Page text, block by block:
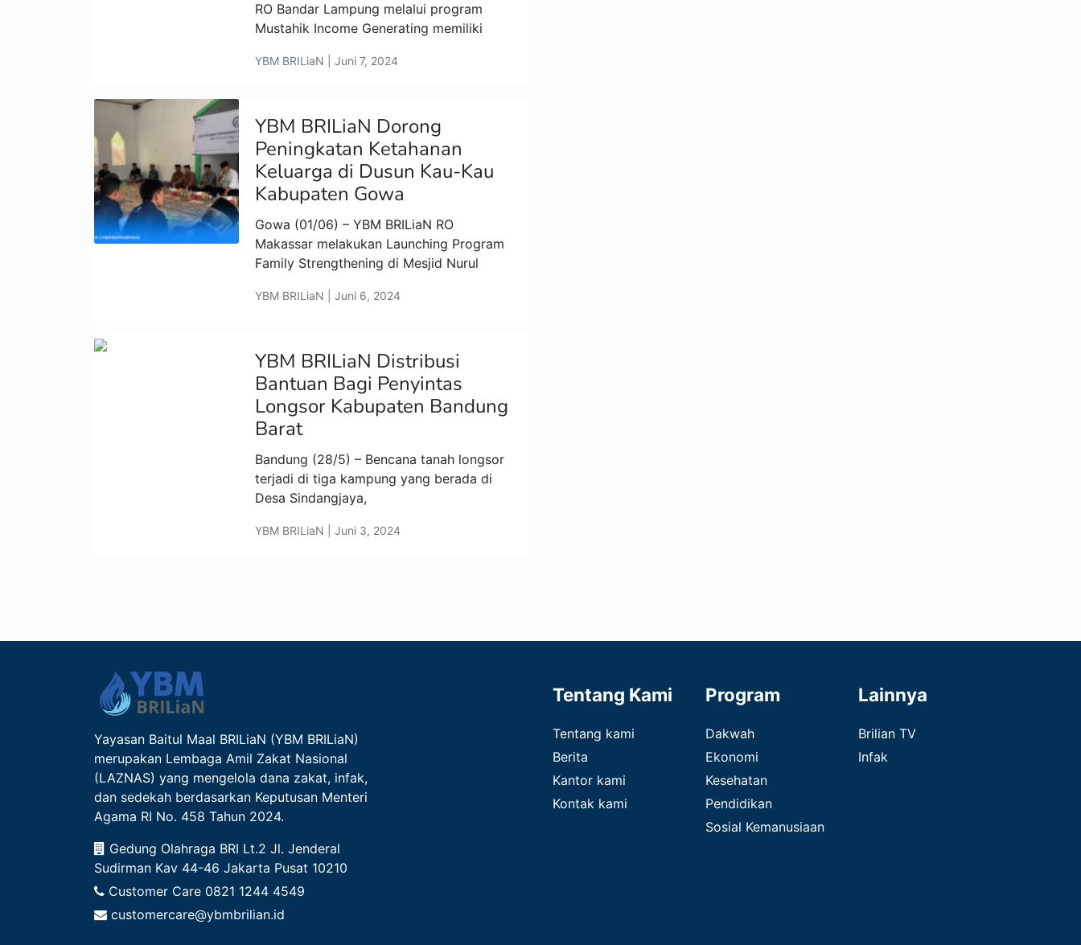
RO Bandar Lampung melalui program
Mustahik Income Generating memiliki
YBM BRILiaN | Juni 7, 2024
YBM BRILiaN Dorong
Peningkatan Ketahanan
Keluarga di Dusun Kau-Kau
Kabupaten Gowa
Gowa (01/06) – YBM BRILiaN RO
Makassar melakukan Launching Program
Family Strengthening di Mesjid Nurul
YBM BRILiaN | Juni 6, 2024
YBM BRILiaN Distribusi
Bantuan Bagi Penyintas
Longsor Kabupaten Bandung
Barat
Bandung (28/5) – Bencana tanah longsor
terjadi di tiga kampung yang berada di
Desa Sindangjaya,
YBM BRILiaN | Juni 3, 2024
Yayasan Baitul Maal BRILiaN (YBM BRILiaN)
merupakan Lembaga Amil Zakat Nasional
(LAZNAS) yang mengelola dana zakat, infak,
dan sedekah berdasarkan Keputusan Menteri
Agama RI No. 458 Tahun 2024.
Gedung Olahraga BRI Lt.2 Jl. Jenderal
Sudirman Kav 44-46 Jakarta Pusat 10210
Customer Care 0821 1244 4549
customercare@ybmbrilian.id
Tentang Kami
Tentang kami
Berita
Kantor kami
Kontak kami
Program
Dakwah
Ekonomi
Kesehatan
Pendidikan
Sosial Kemanusiaan
Lainnya
Brilian TV
Infak